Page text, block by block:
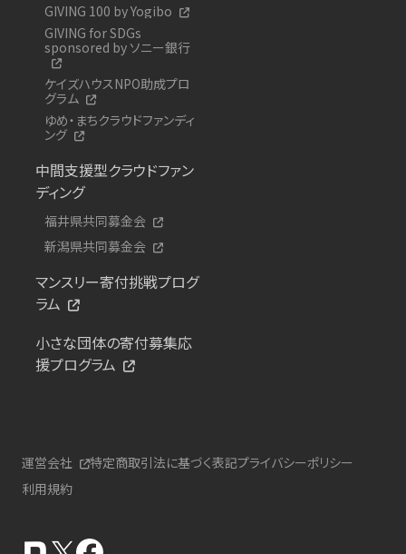
GIVING 100 by Yogibo
GIVING for SDGs
sponsored by ソニー銀行
ケイズハウスNPO助成プロ
グラム
ゆめ・まちクラウドファンディ
ング
中間支援型クラウドファン
ディング
福井県共同募金会
新潟県共同募金会
マンスリー寄付挑戦プログ
ラム
小さな団体の寄付募集応
援プログラム
運営会社 特定商取引法に基づく表記プライバシーポリシー
利用規約